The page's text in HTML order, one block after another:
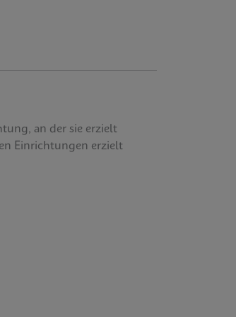
an der sie erzielt
Einrichtungen erzielt